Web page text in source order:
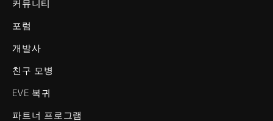
커뮤니티
포럼
개발사
친구 모병
EVE 복귀
파트너 프로그램